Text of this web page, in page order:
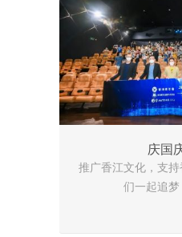
庆国
推广香江文化，支
们一起追